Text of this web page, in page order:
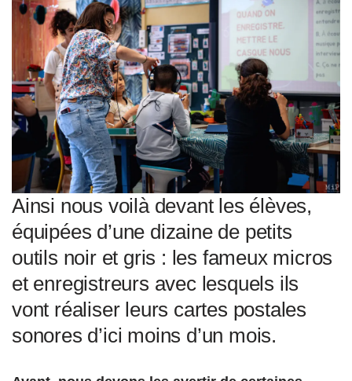
Ainsi nous voilà devant les élèves,
équipées d’une dizaine de petits
outils noir et gris : les fameux micros
et enregistreurs avec lesquels ils
vont réaliser leurs cartes postales
sonores d’ici moins d’un mois.